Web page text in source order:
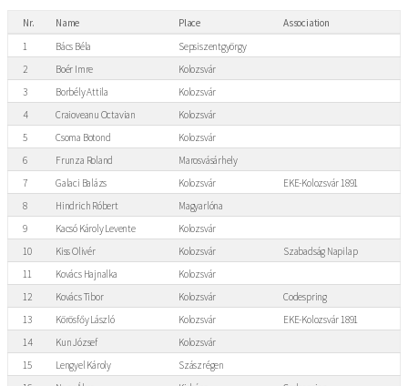
Nr. Name Place
Association
1
Bács Béla
Sepsiszentgyörgy
2
Boér Imre
Kolozsvár
3
Borbély Attila
Kolozsvár
4
Craioveanu Octavian
Kolozsvár
5
Csoma Botond
Kolozsvár
6
Frunza Roland
Marosvásárhely
7
Galaci Balázs Kolozsvár
EKE-Kolozsvár 1891
8
Hindrich Róbert
Magyarlóna
9
Kacsó Károly Levente
Kolozsvár
10
Kiss Olivér Kolozsvár
Szabadság Napilap
11
Kovács Hajnalka
Kolozsvár
12
Kovács Tibor Kolozsvár
Codespring
13
Körösfőy László Kolozsvár
EKE-Kolozsvár 1891
14
Kun József
Kolozsvár
15
Lengyel Károly
Szászrégen